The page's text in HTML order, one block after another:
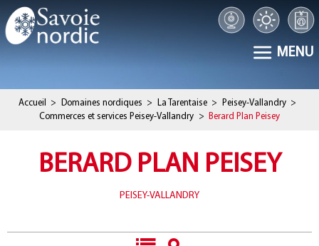
MENU
Accueil > Domaines nordiques > La Tarentaise > Peisey-Vallandry >
Commerces et services Peisey-Vallandry
> Berard Plan Peisey
BERARD PLAN PEISEY
PEISEY-VALLANDRY